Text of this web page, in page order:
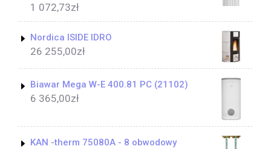
1 072,73zł
Nordica ISIDE IDRO
26 255,00zł
Biawar Mega W-E 400.81 PC (21102)
6 365,00zł
KAN -therm 75080A - 8 obwodowy